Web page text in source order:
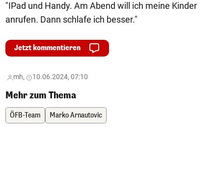
"IPad und Handy. Am Abend will ich meine Kinder
anrufen. Dann schlafe ich besser."
Jetzt kommentieren
mh, 10.06.2024, 07:10
Mehr zum Thema
ÖFB-Team Marko Arnautovic